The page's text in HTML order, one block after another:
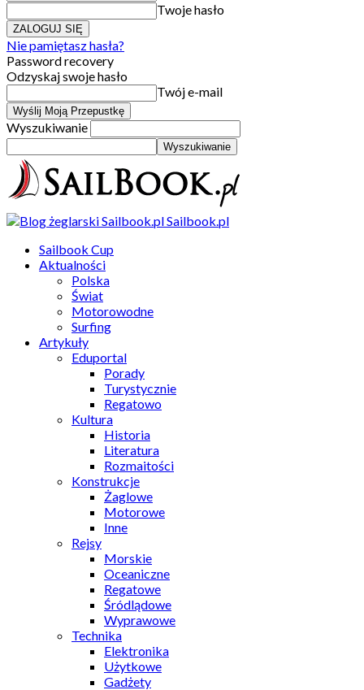
Twoje hasło
Nie pamiętasz hasła?
Password recovery
Odzyskaj swoje hasło
Twój e-mail
Wyszukiwanie
Sailbook.pl
Sailbook Cup
Aktualności
Polska
Świat
Motorowodne
Surfing
Artykuły
Eduportal
Porady
Turystycznie
Regatowo
Kultura
Historia
Literatura
Rozmaitości
Konstrukcje
Żaglowe
Motorowe
Inne
Rejsy
Morskie
Oceaniczne
Regatowe
Śródlądowe
Wyprawowe
Technika
Elektronika
Użytkowe
Gadżety